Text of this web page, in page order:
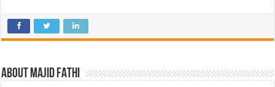
About Majid FATHI